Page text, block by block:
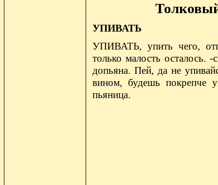
УПИВАТЬ
УПИВАТЬ, упить чего,
только малость осталось.
допьяна. Пей, да не
вином, будешь покрепче
пьяница.